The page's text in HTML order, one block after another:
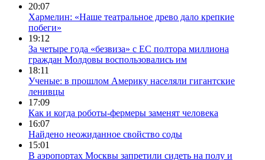
20:07
Хармелин: «Наше театральное древо дало крепкие
побеги»
19:12
За четыре года «безвиза» с ЕС полтора миллиона
граждан Молдовы воспользовались им
18:11
Ученые: в прошлом Америку населяли гигантские
ленивцы
17:09
Как и когда роботы-фермеры заменят человека
16:07
Найдено неожиданное свойство соды
15:01
В аэропортах Москвы запретили сидеть на полу и